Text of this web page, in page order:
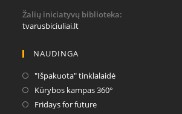
Žalių iniciatyvų biblioteka:
tvarusbiciuliai.lt
NAUDINGA
"Išpakuota" tinklalaidė
Kūrybos kampas 360°
Fridays for future